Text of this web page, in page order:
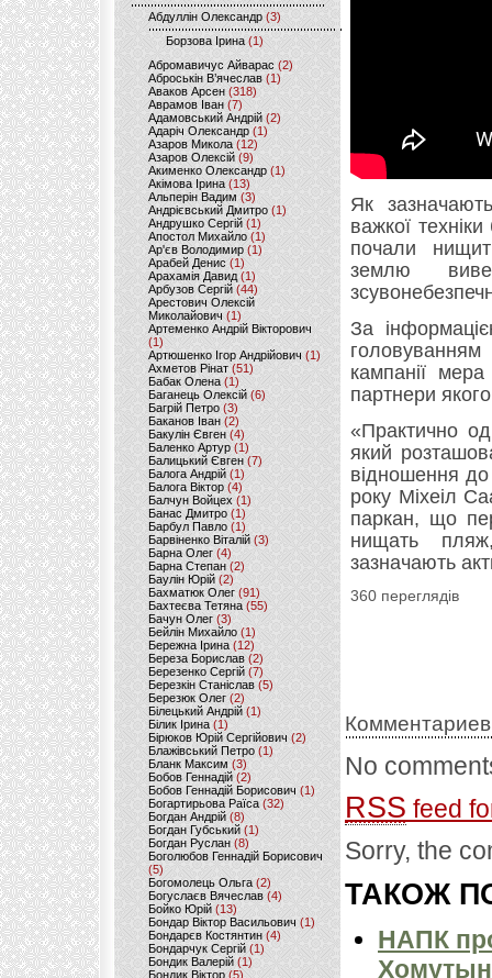
Абдуллін Олександр (3)
Борзова Ірина(1)
Абромавичус Айварас (2)
Аброськін В’ячеслав(1)
Аваков Арсен (318)
Аврамов Іван (7)
Адамовський Андрій(2)
Адаріч Олександр (1)
Азаров Микола (12)
Азаров Олексій (9)
Акименко Олександр(1)
Акімова Ірина(13)
Альперін Вадим (3)
Андрієвський Дмитро(1)
Андрушко Сергій(1)
Апостол Михайло(1)
Ар'єв Володимир (1)
Арабей Денис(1)
Арахамія Давид (1)
Арбузов Сергій (44)
Арестович Олексій
Миколайович(1)
Артеменко Андрій Вікторович
(1)
Артюшенко Ігор Андрійович(1)
Ахметов Рінат(51)
Бабак Олена(1)
Баганець Олексій(6)
Багрій Петро (3)
Баканов Іван(2)
Бакулін Євген (4)
Баленко Артур(1)
Балицький Євген(7)
Балога Андрій (1)
Балога Віктор (4)
Балчун Войцех (1)
Банас Дмитро (1)
Барбул Павло(1)
Барвіненко Віталій(3)
Барна Олег (4)
Барна Степан (2)
Баулін Юрій (2)
Бахматюк Олег (91)
Бахтеєва Тетяна(55)
Бачун Олег (3)
Бейлін Михайло (1)
Бережна Ірина(12)
Береза Борислав(2)
Березенко Сергій (7)
Березкін Станіслав (5)
Березюк Олег(2)
Білецький Андрій (1)
Білик Ірина (1)
Бірюков Юрій Сергійович (2)
Блажівський Петро (1)
Бланк Максим(3)
Бобов Геннадій (2)
Бобов Геннадій Борисович (1)
Богартирьова Раїса (32)
Богдан Андрій(8)
Богдан Губський (1)
Богдан Руслан(8)
Боголюбов Геннадій Борисович
(5)
Богомолець Ольга (2)
Богуслаєв Вячеслав (4)
Бойко Юрій (13)
Бондар Віктор Васильович (1)
Бондарєв Костянтин (4)
Бондарчук Сергій(1)
Бондик Валерій (1)
Бондик Віктор(5)
Як
важкої
почали
землю
За
кампанії
партнери
«Практично
який
відношення до
року Міхеіл
паркан, що
нищать
зазначають
360 переглядів
No
RSS feed
Sorry, the
ТАКОЖ
НАПК